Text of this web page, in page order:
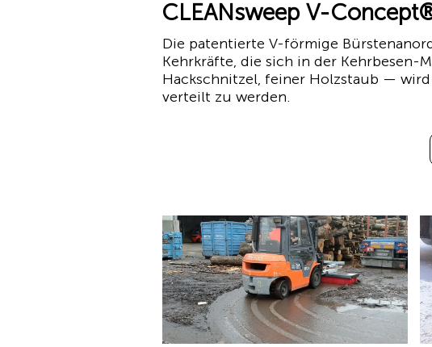
CLEANsweep V-
Die patentierte V-förmige
Kehrkräfte, die sich in der Kehrbesen-
Hackschnitzel, feiner Holzstaub —
verteilt zu werden.